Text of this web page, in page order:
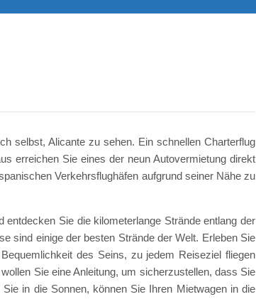
selbst, Alicante zu sehen. Ein schnellen Charterflug
erreichen Sie eines der neun Autovermietung direkt
Verkehrsflughäfen aufgrund seiner Nähe zu
Sie die kilometerlange Strände entlang der
sind einige der besten Strände der Welt. Erleben Sie
des Seins, zu jedem Reiseziel fliegen
Sie eine Anleitung, um sicherzustellen, dass Sie
in die Sonnen, können Sie Ihren Mietwagen in die